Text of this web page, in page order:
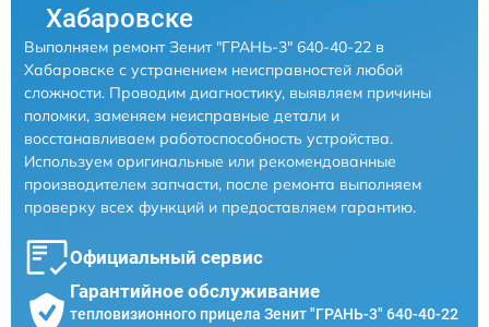
Хабаровске
Выполняем ремонт Зенит "ГРАНЬ-3" 640-40-22 в
Хабаровске с устранением неисправностей любой
сложности. Проводим диагностику, выявляем причины
поломки, заменяем неисправные детали и
восстанавливаем работоспособность устройства.
Используем оригинальные или рекомендованные
производителем запчасти, после ремонта выполняем
проверку всех функций и предоставляем гарантию.
Официальный сервис
Гарантийное обслуживание
тепловизионного прицела Зенит "ГРАНЬ-3" 640-40-22